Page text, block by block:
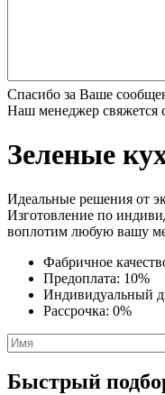
Спасибо за Ваше
Наш менеджер свяжется
Зеленые
Идеальные решения от
Изготовление по
воплотим любую вашу
Фабричное
Предоплата: 10%
Индивидуальный
Рассрочка: 0%
Быстрый